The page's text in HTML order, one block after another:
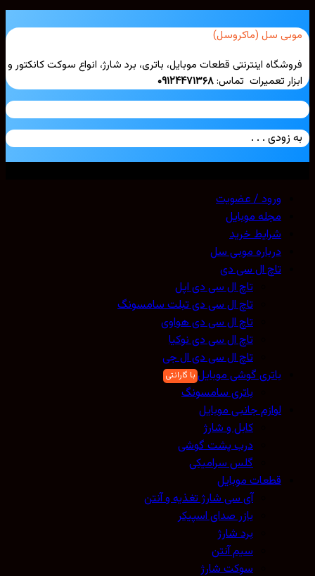
سل (ماکروسل)
اینترنتی قطعات موبایل، باتری، برد شارژ، انواع سوکت کانکتور و
تعمیرات تماس:۰۹۱۲۴۴۷۱۳۶۸
زودی . . .
ورود / عضویت
مجله موبایل
شرایط خرید
درباره موبی سل
تاچ ال سی دی
تاچ ال سی دی اپل
تاچ ال سی دی تبلت سامسونگ
تاچ ال سی دی هواوی
تاچ ال سی دی نوکیا
تاچ ال سی دی ال جی
باتری گوشی موبایل
باتری سامسونگ
لوازم جانبی موبایل
کابل و شارژ
درب پشت گوشی
گلس سرامیکی
قطعات موبایل
آی سی شارژ تغذیه و آنتن
بازر صدای اسپیکر
برد شارژ
سیم آنتن
سوکت شارژ